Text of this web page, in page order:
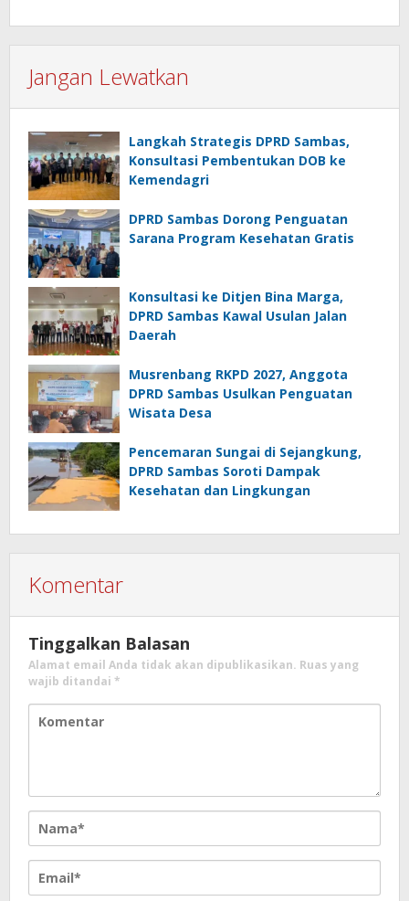
Jangan Lewatkan
Langkah Strategis DPRD Sambas,
Konsultasi Pembentukan DOB ke
Kemendagri
DPRD Sambas Dorong Penguatan
Sarana Program Kesehatan Gratis
Konsultasi ke Ditjen Bina Marga,
DPRD Sambas Kawal Usulan Jalan
Daerah
Musrenbang RKPD 2027, Anggota
DPRD Sambas Usulkan Penguatan
Wisata Desa
Pencemaran Sungai di Sejangkung,
DPRD Sambas Soroti Dampak
Kesehatan dan Lingkungan
Komentar
Tinggalkan Balasan
Alamat email Anda tidak akan dipublikasikan. Ruas yang
wajib ditandai *